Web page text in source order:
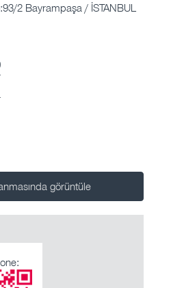
2 Bayrampaşa / İSTANBUL
görüntüle